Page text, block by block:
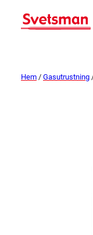
Hem / Gasutrustning